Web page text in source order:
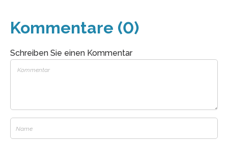
Kommentare (0)
Schreiben Sie einen Kommentar